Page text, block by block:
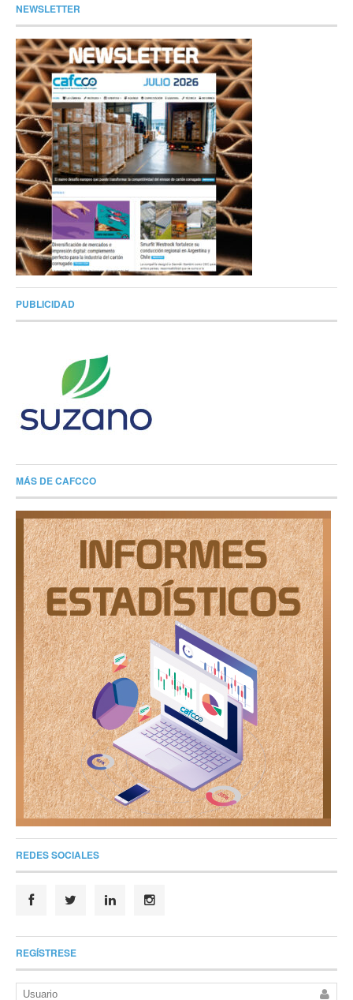
NEWSLETTER
PUBLICIDAD
MÁS DE CAFCCO
REDES SOCIALES
REGÍSTRESE